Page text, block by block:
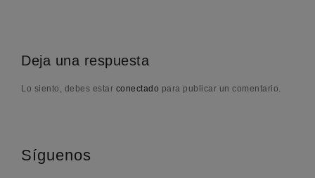
Deja una respuesta
Lo siento, debes estar conectado para publicar un comentario.
Síguenos